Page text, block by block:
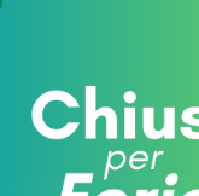
per Emergenze Mediche
di Segnalazione per la
e Accessori per Soccorso e